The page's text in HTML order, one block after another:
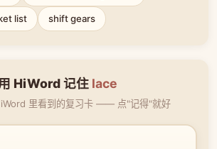
list shift gears
HiWord 记住 lace
里看到的复习卡 —— 点"记得"就好